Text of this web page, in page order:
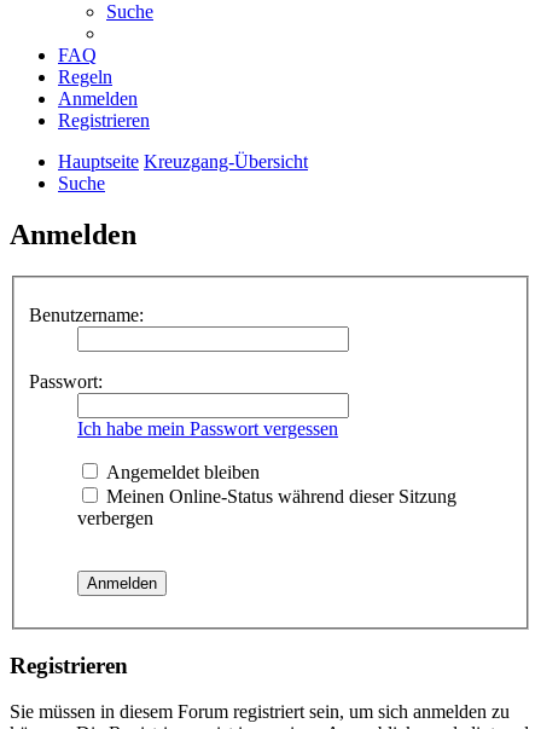
Suche
FAQ
Regeln
Anmelden
Registrieren
Hauptseite Kreuzgang-Übersicht
Suche
Anmelden
Benutzername:
Passwort:
Ich habe mein Passwort vergessen
Angemeldet bleiben
Meinen Online-Status während dieser Sitzung
verbergen
Registrieren
Sie müssen in diesem Forum registriert sein, um sich anmelden zu